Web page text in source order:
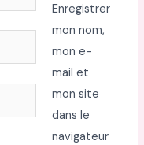
Enregistrer
mon nom,
mon e-
mail et
mon site
dans le
navigateur